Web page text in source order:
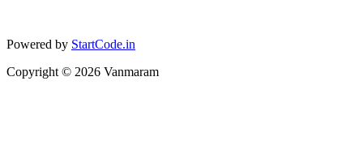
Powered by StartCode.in
Copyright © 2026 Vanmaram